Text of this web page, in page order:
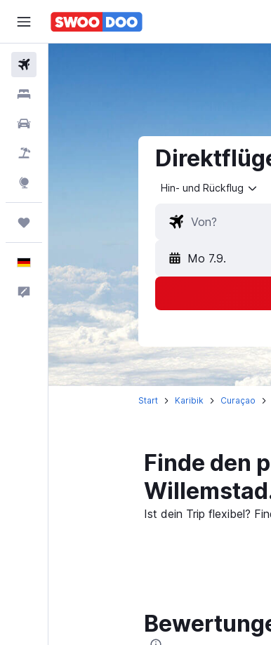
Feedback
Hin- und Rückflug
Mo 7.9.
Start Karibik Curaçao
Finde den
Ist dein Trip flexibel?